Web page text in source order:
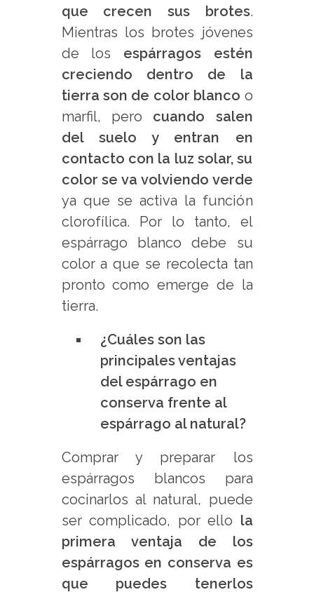
que crecen sus brotes.
Mientras los brotes jóvenes
de los espárragos estén
creciendo dentro de la
tierra son de color blanco o
marfil, pero cuando salen
del suelo y entran en
contacto con la luz solar, su
color se va volviendo verde
ya que se activa la función
clorofílica. Por lo tanto, el
espárrago blanco debe su
color a que se recolecta tan
pronto como emerge de la
tierra.
¿Cuáles son las
principales ventajas
del espárrago en
conserva frente al
espárrago al natural?
Comprar y preparar los
espárragos blancos para
cocinarlos al natural, puede
ser complicado, por ello la
primera ventaja de los
espárragos en conserva es
que puedes tenerlos